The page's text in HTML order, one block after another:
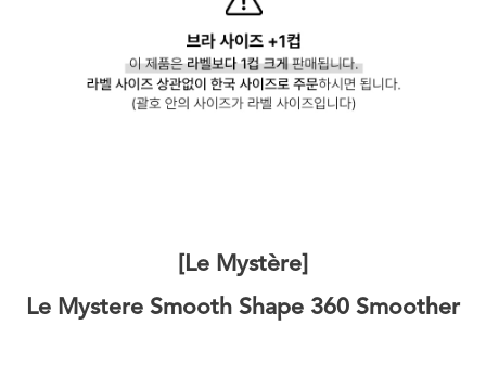
[Le Mystère]
Le Mystere Smooth Shape 360 Smoother